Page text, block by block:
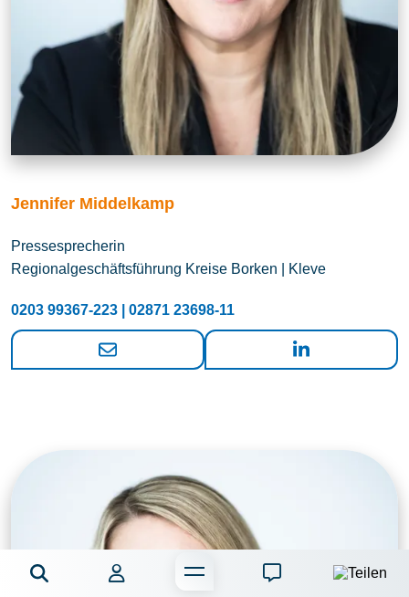
Jennifer Middelkamp
Pressesprecherin
Regionalgeschäftsführung Kreise Borken | Kleve
0203 99367-223 | 02871 23698-11